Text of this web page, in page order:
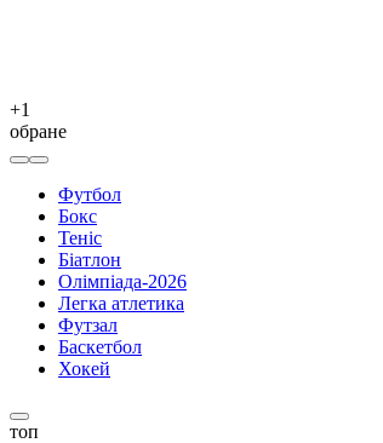
+1
обране
Футбол
Бокс
Теніс
Біатлон
Олімпіада-2026
Легка атлетика
Футзал
Баскетбол
Хокей
топ